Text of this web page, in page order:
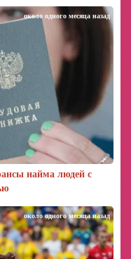
найма людей с
около одного месяца назад
около одного месяца назад